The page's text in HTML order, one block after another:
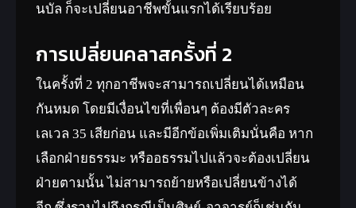
นบัล ก็จะเปลี่ยนอาชีพขั้นแรกได้เรียบร้อย
การเปลี่ยนคลาสครั้งที่ 2
ในครั้งที่ 2 ทุกอาชีพจะสามารถเปลี่ยนได้เหมือน
กันหมด โดยมีเงื่อนไขที่เพื่อนๆ ต้องมีตัวละคร
เลเวล 35 เสียก่อน และมีอีกข้อเพิ่มเติมนั่นคือ หาก
เลือกฝ่ายธรรมะ หรืออธรรมไปแล้วจะต้องเปลี่ยน
ฝ่ายตามนั้น ไม่สามารถย้ายหรือเปลี่ยนข้างได้